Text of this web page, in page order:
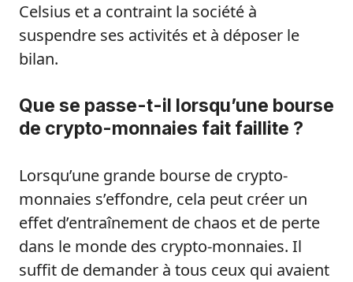
Celsius et a contraint la société à
suspendre ses activités et à déposer le
bilan.
Que se passe-t-il lorsqu’une bourse
de crypto-monnaies fait faillite ?
Lorsqu’une grande bourse de crypto-
monnaies s’effondre, cela peut créer un
effet d’entraînement de chaos et de perte
dans le monde des crypto-monnaies. Il
suffit de demander à tous ceux qui avaient